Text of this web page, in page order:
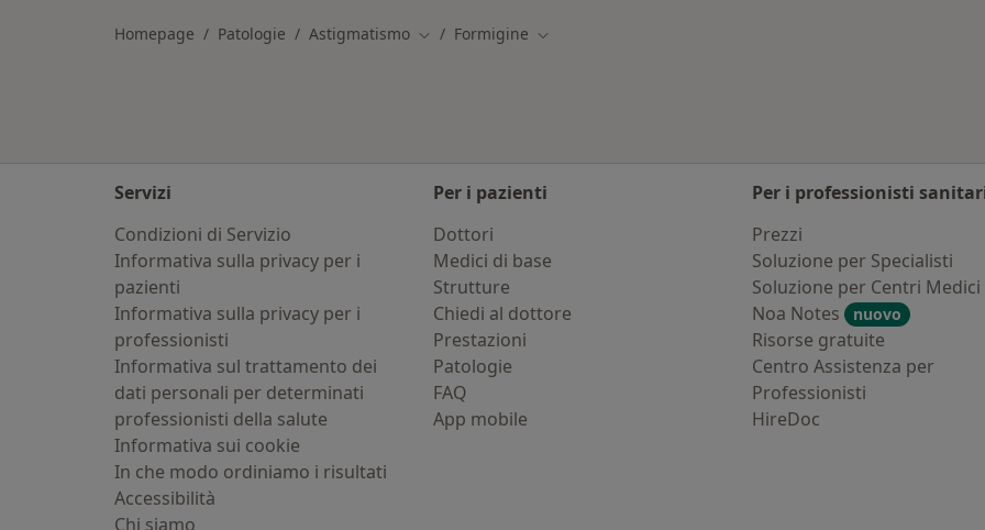
Homepage Patologie Astigmatismo Cambia città
Formigine Cambia città
Servizi
Condizioni di Servizio
Informativa sulla privacy per i
pazienti
Informativa sulla privacy per i
professionisti
Informativa sul trattamento dei
dati personali per determinati
professionisti della salute
Informativa sui cookie
In che modo ordiniamo i risultati
Accessibilità
Chi siamo
Per i pazienti
Dottori
Medici di base
Strutture
Chiedi al dottore
Prestazioni
Patologie
FAQ
App mobile
Per i professionisti
Prezzi
Soluzione per Specialisti
Soluzione per Centri Medici
Noa Notes
nuovo
Risorse gratuite
Centro Assistenza per
Professionisti
HireDoc